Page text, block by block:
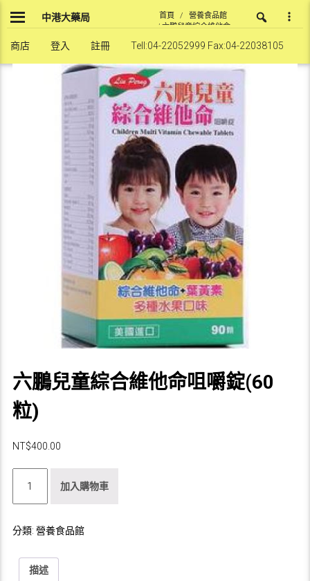
中港大藥局 首頁 /
營養食品館
/ 六鵬兒童綜合維他命
商店 登入 註冊 Tell:04-22052999 Fax:04-22038105
六鵬兒童綜合維他命咀嚼錠(60
粒)
NT$400.00
兒
綜
維
加入購物車
分類: 營養食品館
描述